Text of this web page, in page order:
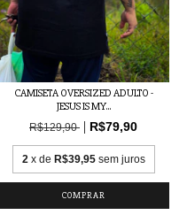
CAMISETA OVERSIZED ADULTO -
JESUS IS MY...
R$129,90 R$79,90
2 x de R$39,95 sem juros
COMPRAR